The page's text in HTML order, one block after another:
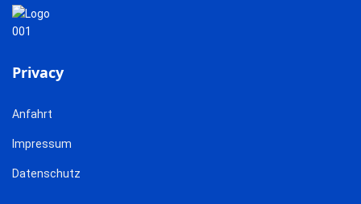
Privacy
Anfahrt
Impressum
Datenschutz